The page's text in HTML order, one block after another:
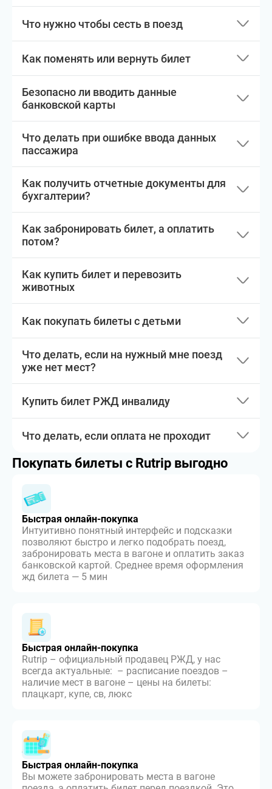
Что нужно чтобы сесть в поезд
Как поменять или вернуть билет
Безопасно ли вводить данные
банковской карты
Что делать при ошибке ввода данных
пассажира
Как получить отчетные документы для
бухгалтерии?
Как забронировать билет, а оплатить
потом?
Как купить билет и перевозить
животных
Как покупать билеты с детьми
Что делать, если на нужный мне поезд
уже нет мест?
Купить билет РЖД инвалиду
Что делать, если оплата не проходит
Покупать билеты с Rutrip выгодно
Быстрая онлайн-покупка
Интуитивно понятный интерфейс и подсказки
позволяют быстро и легко подобрать поезд,
забронировать места в вагоне и оплатить заказ
банковской картой. Среднее время оформления
жд билета — 5 мин
Быстрая онлайн-покупка
Rutrip – официальный продавец РЖД, у нас
всегда актуальные: – расписание поездов –
наличие мест в вагоне – цены на билеты:
плацкарт, купе, св, люкс
Быстрая онлайн-покупка
Вы можете забронировать места в вагоне